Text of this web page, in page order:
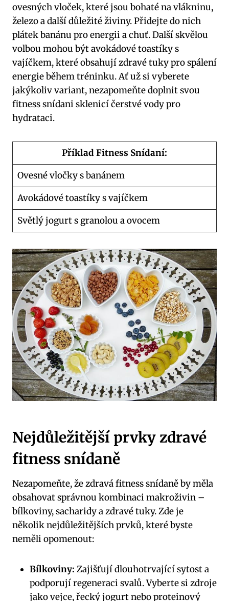
ovesných vloček, které jsou bohaté na vlákninu,
železo a další důležité živiny. Přidejte do nich
plátek banánu pro energii a chuť. Další skvělou
volbou mohou být avokádové toastíky s
vajíčkem, které obsahují zdravé tuky pro spálení
energie během tréninku. Ať už si vyberete
jakýkoliv variant, nezapomeňte doplnit svou
fitness snídani sklenicí čerstvé vody pro
hydrataci.
Příklad Fitness Snídaní:
Ovesné vločky s banánem
Avokádové toastíky s vajíčkem
Světlý jogurt s granolou a ovocem
Nejdůležitější prvky zdravé
fitness snídaně
Nezapomeňte, že zdravá fitness snídaně by měla
obsahovat správnou kombinaci makroživin –
bílkoviny, sacharidy a zdravé tuky. Zde je
několik nejdůležitějších prvků, které byste
neměli opomenout:
Bílkoviny: Zajišťují dlouhotrvající sytost a
podporují regeneraci svalů. Vyberte si zdroje
jako vejce, řecký jogurt nebo proteinový